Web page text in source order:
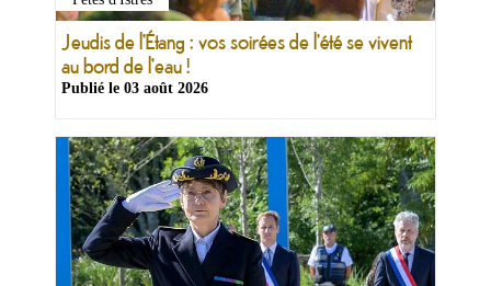
Jeudis de l'Étang : vos soirées de l'été se vivent
au bord de l'eau !
Publié le 03 août 2026